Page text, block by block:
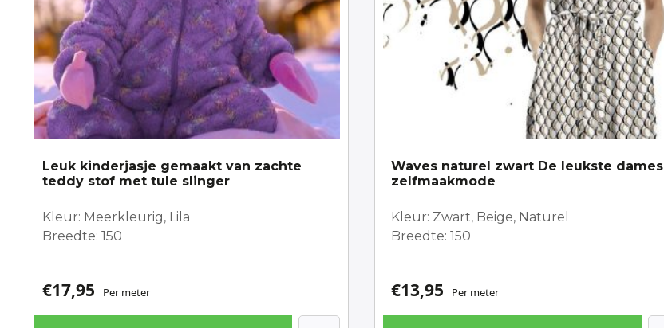
Leuk kinderjasje gemaakt van zachte
teddy stof met tule slinger
Kleur: Meerkleurig, Lila
Breedte: 150
€17,95 Per meter
Waves naturel zwart De leukste dames
zelfmaakmode
Kleur: Zwart, Beige, Naturel
Breedte: 150
€13,95 Per meter